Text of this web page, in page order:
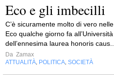
Eco e gli imbecilli
C’è sicuramente molto di vero
Eco qualche giorno fa
dell’ennesima laurea honoris caus...
Da Zamax
ATTUALITÀ POLITICA SOCIETÀ